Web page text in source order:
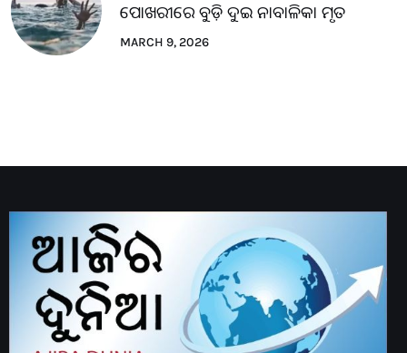
ପୋଖରୀରେ ବୁଡ଼ି ଦୁଇ ନାବାଳିକା ମୃତ
MARCH 9, 2026